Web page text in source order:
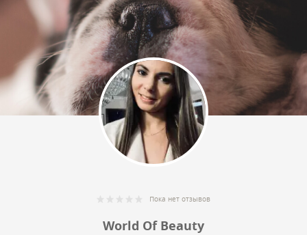
Пока нет отзывов
World Of Beauty